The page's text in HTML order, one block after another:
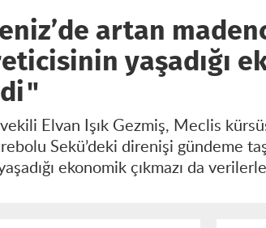
artan
yaşadığı
Elvan Işık Gezmiş, Meclis
Sekü’deki direnişi gündeme
ekonomik çıkmazı da